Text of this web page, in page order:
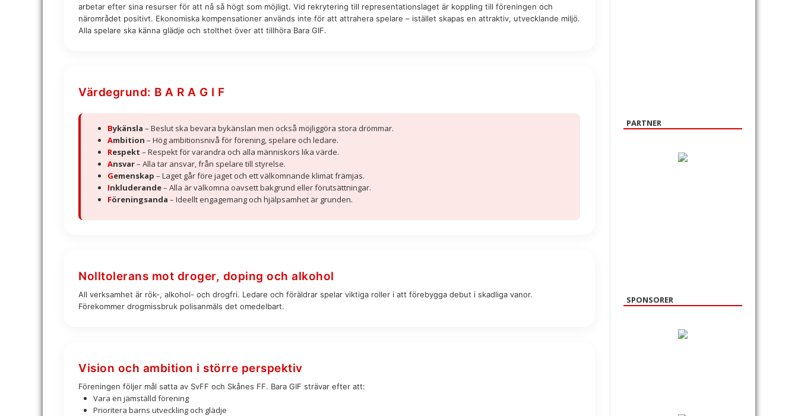
arbetar efter sina resurser för att nå så högt som möjligt. Vid rekrytering till representationslaget är koppling till föreningen och
närområdet positivt. Ekonomiska kompensationer används inte för att attrahera spelare – istället skapas en attraktiv, utvecklande miljö.
Alla spelare ska känna glädje och stolthet över att tillhöra Bara GIF.
Värdegrund: B A R A G I F
Bykänsla – Beslut ska bevara bykänslan men också möjliggöra stora drömmar.
Ambition – Hög ambitionsnivå för förening, spelare och ledare.
Respekt – Respekt för varandra och alla människors lika värde.
Ansvar– Alla tar ansvar, från spelare till styrelse.
Gemenskap – Laget går före jaget och ett välkomnande klimat främjas.
Inkluderande– Alla är välkomna oavsett bakgrund eller förutsättningar.
Föreningsanda – Ideellt engagemang och hjälpsamhet är grunden.
Nolltolerans mot droger, doping och alkohol
All verksamhet är rök-, alkohol- och drogfri. Ledare och föräldrar spelar viktiga roller i att förebygga debut i skadliga vanor.
Förekommer drogmissbruk polisanmäls det omedelbart.
Vision och ambition i större perspektiv
Föreningen följer mål satta av SvFF och Skånes FF. Bara GIF strävar efter att:
Vara en jämställd förening
Prioritera barns utveckling och glädje
PARTNER
SPONSORER